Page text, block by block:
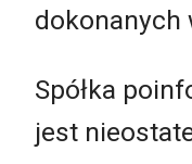
dokonanych
Spółka
jest